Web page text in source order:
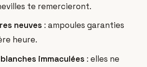
te remercieront.
neuves : ampoules garanties
heure.
immaculées : elles ne